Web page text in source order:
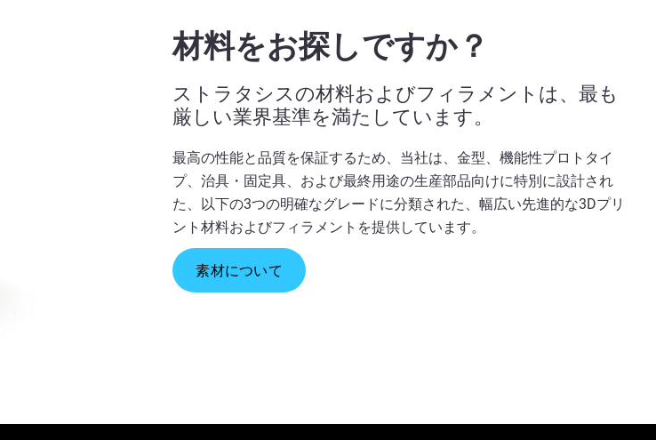
材料をお探しですか？
ストラタシスの材料およびフィラメントは、最も
厳しい業界基準を満たしています。
最高の性能と品質を保証するため、当社は、金型、機能性プロトタイ
プ、治具・固定具、および最終用途の生産部品向けに特別に設計され
た、以下の3つの明確なグレードに分類された、幅広い先進的な3Dプリ
ント材料およびフィラメントを提供しています。
素材について